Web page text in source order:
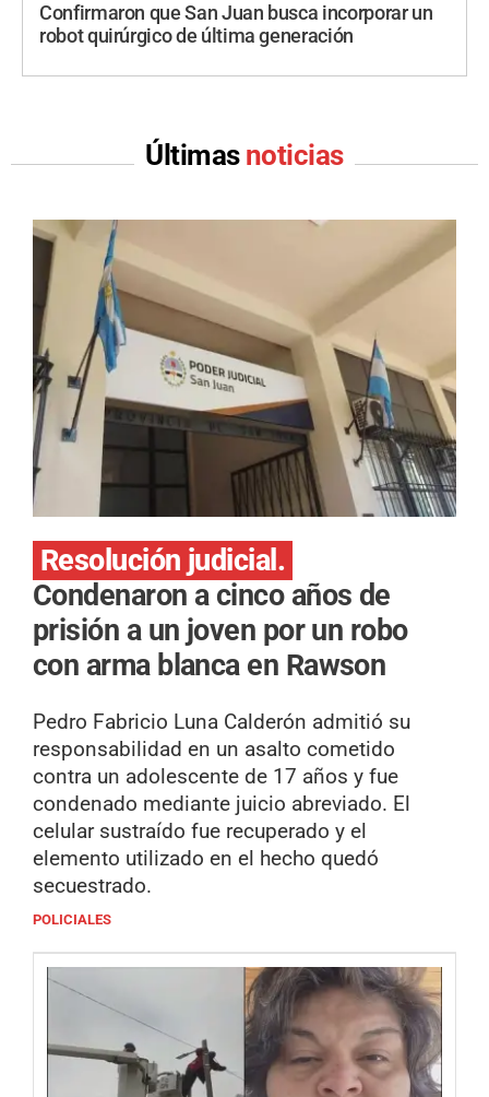
Confirmaron que San Juan busca incorporar un
robot quirúrgico de última generación
Últimas noticias
Resolución judicial.
Condenaron a cinco años de
prisión a un joven por un robo
con arma blanca en Rawson
Pedro Fabricio Luna Calderón admitió su
responsabilidad en un asalto cometido
contra un adolescente de 17 años y fue
condenado mediante juicio abreviado. El
celular sustraído fue recuperado y el
elemento utilizado en el hecho quedó
secuestrado.
POLICIALES